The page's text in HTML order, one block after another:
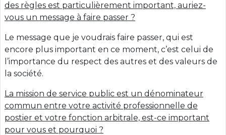
des règles est particulièrement important, auriez-
vous un message à faire passer ?
Le message que je voudrais faire passer, qui est
encore plus important en ce moment, c’est celui de
l’importance du respect des autres et des valeurs de
la société.
La mission de service public est un dénominateur
commun entre votre activité professionnelle de
postier et votre fonction arbitrale, est-ce important
pour vous et pourquoi ?